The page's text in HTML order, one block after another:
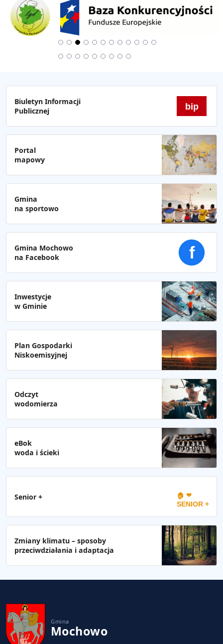
Biuletyn Informacji
Publicznej
bip
Portal
mapowy
Gmina
na sportowo
Gmina Mochowo
na Facebook
f
Inwestycje
w Gminie
Plan Gospodarki
Niskoemisyjnej
Odczyt
wodomierza
eBok
woda i ścieki
Senior + 🏠 ❤
SENIOR +
Zmiany klimatu – sposoby
przeciwdziałania i adaptacja
Gmina
Mochowo